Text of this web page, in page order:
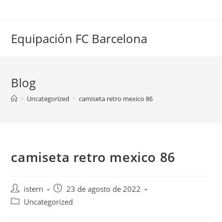
Equipación FC Barcelona
Blog
> Uncategorized > camiseta retro mexico 86
camiseta retro mexico 86
Autor
de
istern
Publicación
de
23 de agosto de 2022
Categoría
Uncategorized